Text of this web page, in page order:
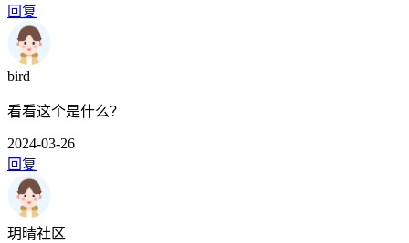
回复
bird
看看这个是什么？
2024-03-26
回复
玥晴社区